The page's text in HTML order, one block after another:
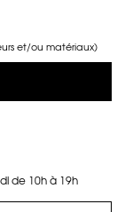
et/ou matériaux)
de 10h à 19h